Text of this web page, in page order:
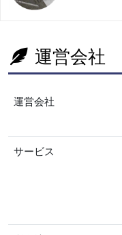
運営会社
運営会社
サービス